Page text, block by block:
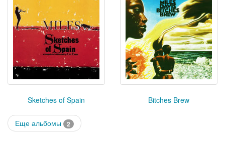
Sketches of Spain Bitches Brew
Еще альбомы 2